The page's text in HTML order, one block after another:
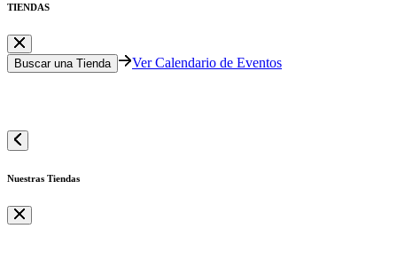
TIENDAS
Buscar una Tienda Ver Calendario de Eventos
Nuestras Tiendas